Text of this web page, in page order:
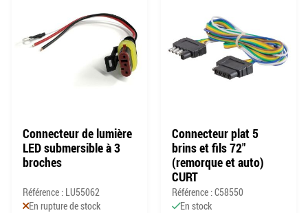
Connecteur de lumière
LED submersible à 3
broches
Référence : LU55062
En rupture de stock
Connecteur plat 5
brins et fils 72"
(remorque et auto)
CURT
Référence : C58550
En stock